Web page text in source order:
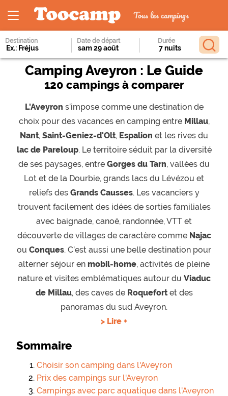
Tous les campings
Destination Date de départ Durée
Camping Aveyron : Le Guide
120 campings à comparer
L'Aveyron s’impose comme une destination de
choix pour des vacances en camping entre Millau,
Nant, Saint-Geniez-d'Olt, Espalion et les rives du
lac de Pareloup. Le territoire séduit par la diversité
de ses paysages, entre Gorges du Tarn, vallées du
Lot et de la Dourbie, grands lacs du Lévézou et
reliefs des Grands Causses. Les vacanciers y
trouvent facilement des idées de sorties familiales
avec baignade, canoë, randonnée, VTT et
découverte de villages de caractère comme Najac
ou Conques. C’est aussi une belle destination pour
alterner séjour en mobil-home, activités de pleine
nature et visites emblématiques autour du Viaduc
de Millau, des caves de Roquefortet des
panoramas du sud Aveyron.
> Lire +
Sommaire
Choisir son camping dans l'Aveyron
Prix des campings sur l'Aveyron
Campings avec parc aquatique dans l'Aveyron